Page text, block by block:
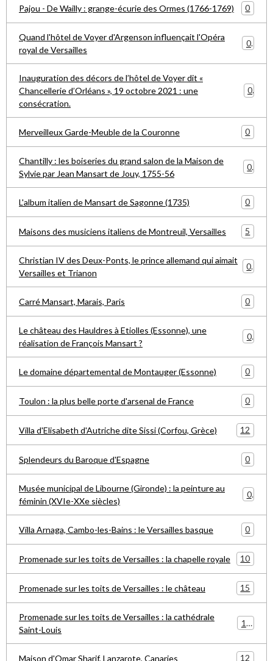
Pajou - De Wailly : grange-écurie des Ormes (1766-1769) 0
Quand l'hôtel de Voyer d'Argenson influençait l'Opéra
royal de Versailles
0
Inauguration des décors de l’hôtel de Voyer dit «
Chancellerie d’Orléans », 19 octobre 2021 : une
consécration.
0
Merveilleux Garde-Meuble de la Couronne 0
Chantilly : les boiseries du grand salon de la Maison de
Sylvie par Jean Mansart de Jouy, 1755-56
0
L'album italien de Mansart de Sagonne (1735) 0
Maisons des musiciens italiens de Montreuil, Versailles 5
Christian IV des Deux-Ponts, le prince allemand qui aimait
Versailles et Trianon
0
Carré Mansart, Marais, Paris 0
Le château des Hauldres à Etiolles (Essonne), une
réalisation de François Mansart ?
0
Le domaine départemental de Montauger (Essonne) 0
Toulon : la plus belle porte d'arsenal de France 0
Villa d'Elisabeth d'Autriche dite Sissi (Corfou, Grèce) 12
Splendeurs du Baroque d'Espagne 0
Musée municipal de Libourne (Gironde) : la peinture au
féminin (XVIe-XXe siècles)
0
Villa Arnaga, Cambo-les-Bains : le Versailles basque 0
Promenade sur les toits de Versailles : la chapelle royale 10
Promenade sur les toits de Versailles : le château 15
Promenade sur les toits de Versailles : la cathédrale
Saint-Louis
15
Maison d'Omar Sharif, Lanzarote, Canaries 12